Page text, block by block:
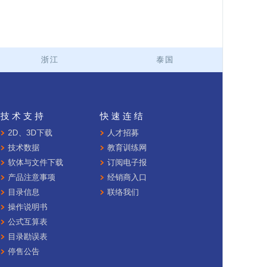
浙江 泰国
技术支持
2D、3D下载
技术数据
软体与文件下载
产品注意事项
目录信息
操作说明书
公式互算表
目录勘误表
停售公告
快速连结
人才招募
教育训练网
订阅电子报
经销商入口
联络我们